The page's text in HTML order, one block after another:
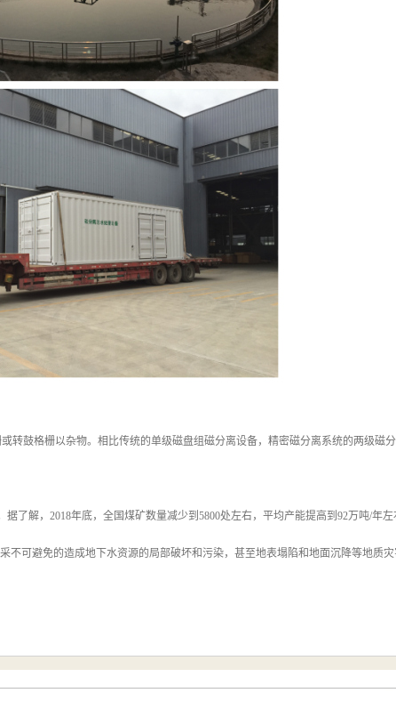
转鼓格栅以杂物。相比传统的单级磁盘组磁分离设备，精密磁分离系统的两级磁
了解，2018年底，全国煤矿数量减少到5800处左右，平均产能提高到92万吨/年
不可避免的造成地下水资源的局部破坏和污染，甚至地表塌陷和地面沉降等地质灾